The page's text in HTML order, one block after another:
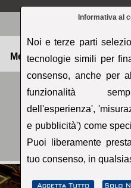
Informativa al
Noi e terze parti
tecnologie simili per
consenso, anche per
funzionalità
dell'esperienza',
e pubblicità') come
Puoi liberamente
tuo consenso, in
Menu